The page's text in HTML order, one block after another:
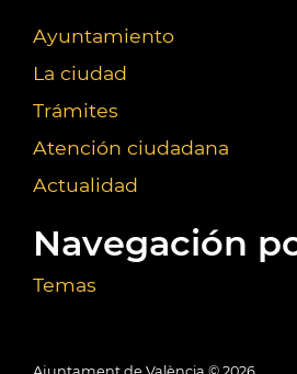
Ayuntamiento
La ciudad
Trámites
Atención ciudadana
Actualidad
Navegación
Temas